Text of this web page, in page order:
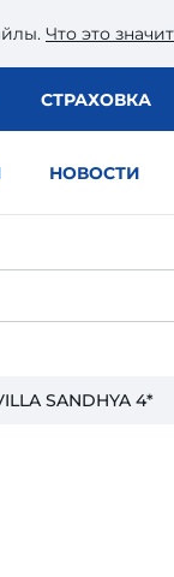
Что это
СТРАХОВКА
НОВОСТИ
SANDHYA 4*